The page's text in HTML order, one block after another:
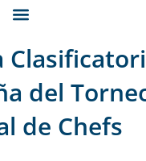
del
de Chefs